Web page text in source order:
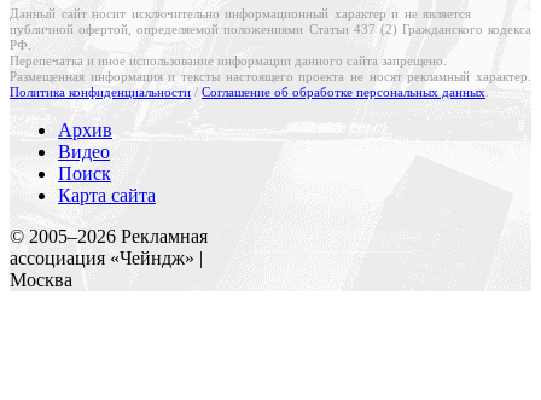
Данный сайт носит исключительно информационный характер и не является
публичной офертой, определяемой положениями Статьи 437 (2) Гражданского кодекса
РФ.
Перепечатка и иное использование информации данного сайта запрещено.
Размещенная информация и тексты настоящего проекта не носят рекламный характер.
Политика конфиденциальности / Соглашение об обработке персональных данных.
Архив
Видео
Поиск
Карта сайта
© 2005–2026 Рекламная
ассоциация «Чейндж» |
Москва